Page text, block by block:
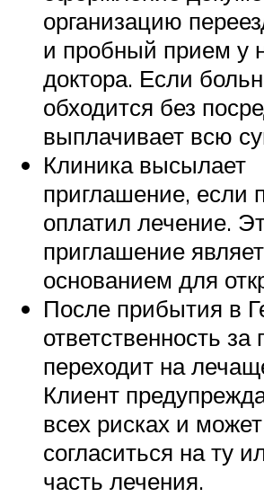
организацию
и пробный прием у
доктора. Если
обходится без
выплачивает всю
Клиника высылает
приглашение, если
оплатил лечение.
приглашение
основанием для
После прибытия в
ответственность за
переходит на
Клиент
всех рисках и
согласиться на ту
часть лечения.